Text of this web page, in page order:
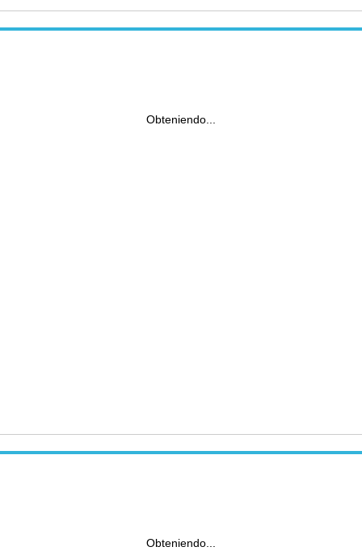
Obteniendo...
Obteniendo...